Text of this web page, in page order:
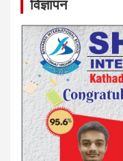
विज्ञापन